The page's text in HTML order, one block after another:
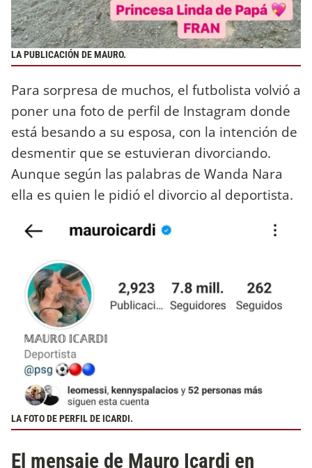
LA PUBLICACIÓN DE MAURO.
Para sorpresa de muchos, el futbolista volvió a
poner una foto de perfil de Instagram donde
está besando a su esposa, con la intención de
desmentir que se estuvieran divorciando.
Aunque según las palabras de Wanda Nara
ella es quien le pidió el divorcio al deportista.
LA FOTO DE PERFIL DE ICARDI.
El mensaje de Mauro Icardi en